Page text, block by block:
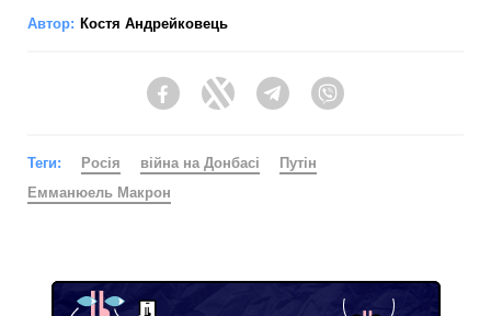
Автор: Костя Андрейковець
FacebookTwitter Telegram
Теги: Росія війна на Донбасі
Путін
Емманюель Макрон